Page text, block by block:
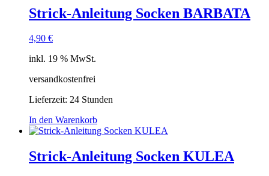
Strick-Anleitung Socken BARBATA
4,90 €
inkl. 19 % MwSt.
versandkostenfrei
Lieferzeit: 24 Stunden
In den Warenkorb
Strick-Anleitung Socken KULEA